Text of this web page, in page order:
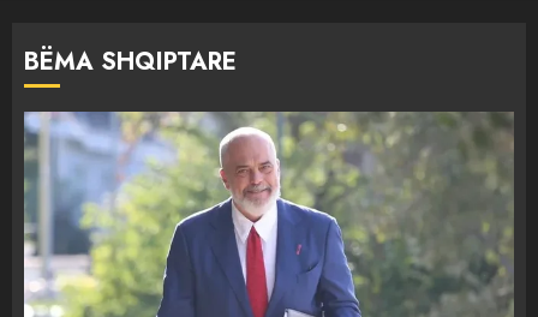
BËMA SHQIPTARE